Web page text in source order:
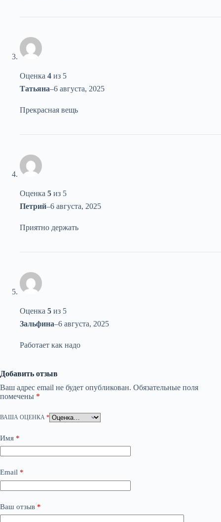
Оценка 4 из 5
Татьяна–6 августа, 2025
Прекрасная вещь
Оценка 5 из 5
Петрий–6 августа, 2025
Приятно держать
Оценка 5 из 5
Зальфина–6 августа, 2025
Работает как надо
Добавить отзыв
Ваш адрес email не будет опубликован. Обязательные поля
помечены *
ВАША ОЦЕНКА *
Имя *
Email *
Ваш отзыв *